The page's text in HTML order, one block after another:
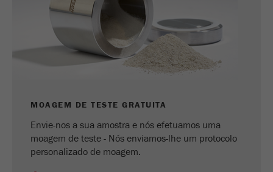
MOAGEM DE TESTE GRATUITA
Envie-nos a sua amostra e nós efetuamos uma
moagem de teste - Nós enviamos-lhe um protocolo
personalizado de moagem.